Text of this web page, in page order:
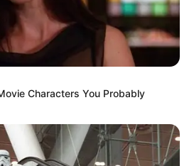
cuenta las recomendaciones que
residentes de los barrios que se
delcorte de luz:
Characters You Probably